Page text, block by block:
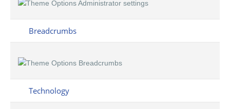
Breadcrumbs
Technology